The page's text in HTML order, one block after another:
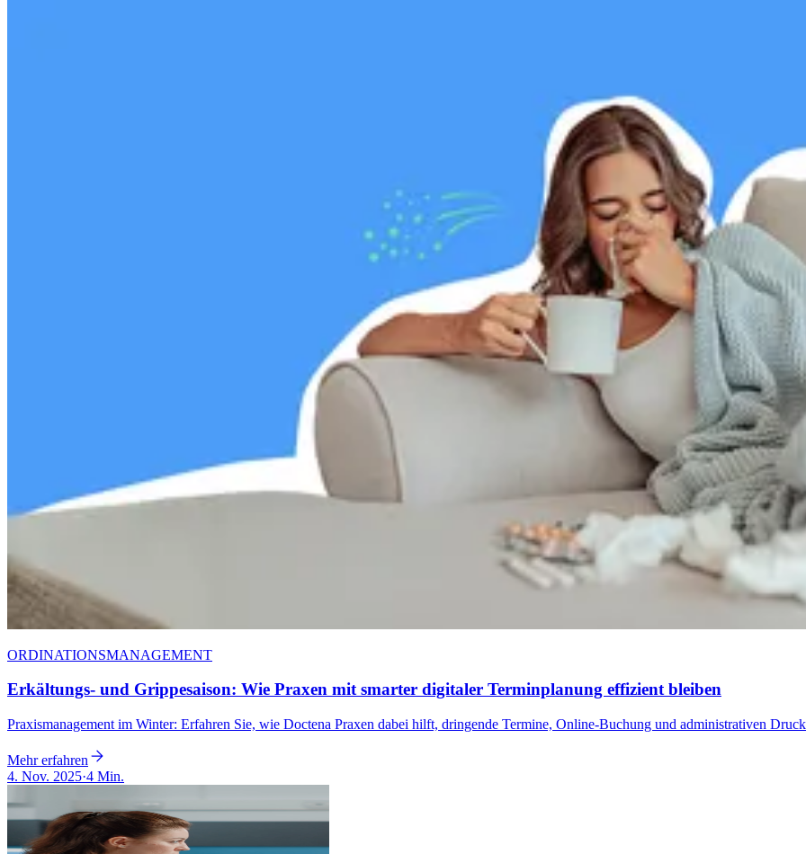
ORDINATIONSMANAGEMENT
Erkältungs- und Grippesaison: Wie Praxen mit smarter digitaler Terminplanung effizient bleiben
Praxismanagement im Winter: Erfahren Sie, wie Doctena Praxen dabei hilft, dringende Termine, Online-Buchung und administrativen
Mehr erfahren
4. Nov. 2025·4 Min.